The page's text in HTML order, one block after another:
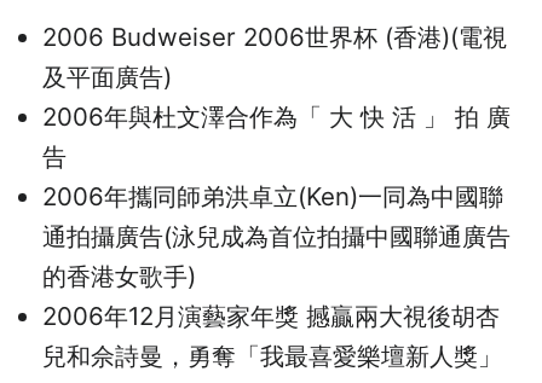
2006 Budweiser 2006世界杯 (香港)(電視
及平面廣告)
2006年與杜文澤合作為「 大 快 活 」 拍 廣
告
2006年攜同師弟洪卓立(Ken)一同為中國聯
通拍攝廣告(泳兒成為首位拍攝中國聯通廣告
的香港女歌手)
2006年12月演藝家年獎 撼贏兩大視後胡杏
兒和佘詩曼，勇奪「我最喜愛樂壇新人獎」